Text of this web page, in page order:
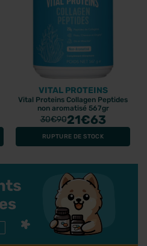
VITAL PROTEINS
Vital Proteins Collagen Peptides
non aromatisé 567gr
30€9021€63
RUPTURE DE STOCK